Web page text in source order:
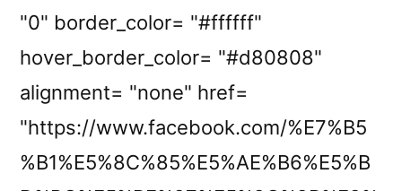
"0" border_color= "#ffffff"
hover_border_color= "#d80808"
alignment= "none" href=
"https://www.facebook.com/%E7%B5
%B1%E5%8C%85%E5%AE%B6%E5%B